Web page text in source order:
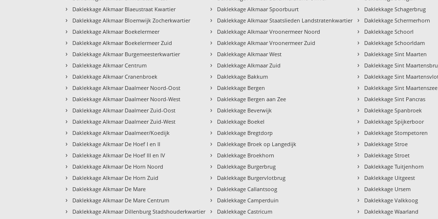
› Daklekkage Alkmaar Blaeustraat Kwartier
› Daklekkage Alkmaar Bloemwijk Zocherkwartier
› Daklekkage Alkmaar Boekelermeer
› Daklekkage Alkmaar Boekelermeer Zuid
› Daklekkage Alkmaar Burgemeesterkwartier
› Daklekkage Alkmaar Centrum
› Daklekkage Alkmaar Cranenbroek
› Daklekkage Alkmaar Daalmeer Noord-Oost
› Daklekkage Alkmaar Daalmeer Noord-West
› Daklekkage Alkmaar Daalmeer Zuid-Oost
› Daklekkage Alkmaar Daalmeer Zuid-West
› Daklekkage Alkmaar Daalmeer/Koedijk
› Daklekkage Alkmaar De Hoef I en II
› Daklekkage Alkmaar De Hoef III en IV
› Daklekkage Alkmaar De Horn Noord
› Daklekkage Alkmaar De Horn Zuid
› Daklekkage Alkmaar De Mare
› Daklekkage Alkmaar De Mare Centrum
› Daklekkage Alkmaar Dillenburg Stadshouderkwartier
› Daklekkage Alkmaar Spoorbuurt
› Daklekkage Alkmaar Staatslieden Landstratenkwartier
› Daklekkage Alkmaar Vroonermeer Noord
› Daklekkage Alkmaar Vroonermeer Zuid
› Daklekkage Alkmaar West
› Daklekkage Alkmaar Zuid
› Daklekkage Bakkum
› Daklekkage Bergen
› Daklekkage Bergen aan Zee
› Daklekkage Beverwijk
› Daklekkage Boekel
› Daklekkage Bregtdorp
› Daklekkage Broek op Langedijk
› Daklekkage Broekhorn
› Daklekkage Burgerbrug
› Daklekkage Burgervlotbrug
› Daklekkage Callantsoog
› Daklekkage Camperduin
› Daklekkage Castricum
› Daklekkage Schagerbrug
› Daklekkage Schermerhorn
› Daklekkage Schoorl
› Daklekkage Schoorldam
› Daklekkage Sint Maarten
› Daklekkage Sint
› Daklekkage Sint
› Daklekkage Sint Maartenszee
› Daklekkage Sint Pancras
› Daklekkage Spanbroek
› Daklekkage Spijkerboor
› Daklekkage Stompetoren
› Daklekkage Stroe
› Daklekkage Stroet
› Daklekkage Tuitjenhorn
› Daklekkage Uitgeest
› Daklekkage Ursem
› Daklekkage Valkkoog
› Daklekkage Waarland